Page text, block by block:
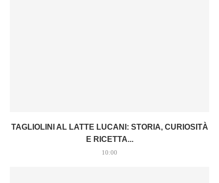
TAGLIOLINI AL LATTE LUCANI: STORIA, CURIOSITÀ
E RICETTA...
10:00